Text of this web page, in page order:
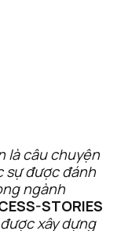
là câu chuyện
sự được đánh
ngành
STORIES
xây dựng